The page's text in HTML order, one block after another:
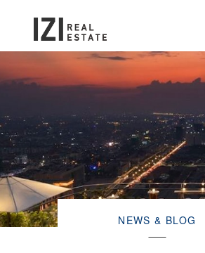
NEWS & BLOG